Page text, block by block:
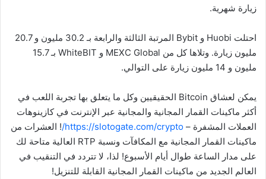
زيارة شهرية.
احتلت Huobi و Bybit المرتبة الثالثة والرابعة بـ 30.2 مليون و 20.7
مليون زيارة. وتلاها كل من MEXC Global و WhiteBIT بـ 15.7
مليون و 14 مليون زيارة على التوالي.
يمكن لعشاق Bitcoin الحقيقيين وكل ما يتعلق بها تجربة اللعب في
أكثر ماكينات القمار المجانية والمجانية عبر الإنترنت في كازينوهات
العملات المشفرة – https://slotogate.com/crypto/ ! العشرات من
ماكينات القمار المجانية مع المكافآت ونسبة RTP العالية متاحة لك
على مدار الساعة طوال أيام الأسبوع! لذا، لا تتردد في التنقيب في
العالم الجديد من ماكينات القمار المجانية القابلة للتنزيل!